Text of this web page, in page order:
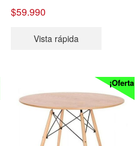
$59.990
Vista rápida
¡Oferta!